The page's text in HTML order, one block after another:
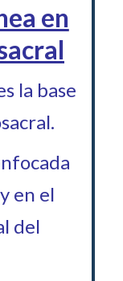
en
la base
en el
del